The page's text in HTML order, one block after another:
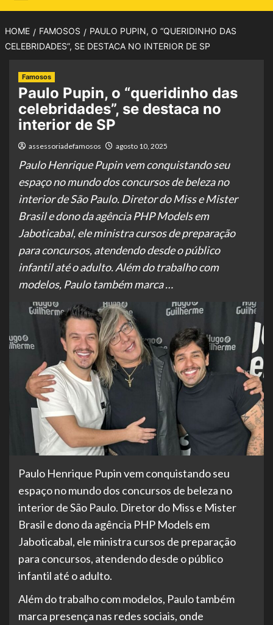
HOME FAMOSOS
PAULO PUPIN, O “QUERIDINHO DAS
CELEBRIDADES”, SE DESTACA NO INTERIOR DE SP
Famosos
Paulo Pupin, o “queridinho das
celebridades”, se destaca no
interior de SP
assessoriadefamosos agosto 10, 2025
Paulo Henrique Pupin vem conquistando seu
espaço no mundo dos concursos de beleza no
interior de São Paulo. Diretor do Miss e Mister
Brasil e dono da agência PHP Models em
Jaboticabal, ele ministra cursos de preparação
para concursos, atendendo desde o público
infantil até o adulto. Além do trabalho com
modelos, Paulo também marca …
Paulo Henrique Pupin vem conquistando seu
espaço no mundo dos concursos de beleza no
interior de São Paulo. Diretor do Miss e Mister
Brasil e dono da agência PHP Models em
Jaboticabal, ele ministra cursos de preparação
para concursos, atendendo desde o público
infantil até o adulto.
Além do trabalho com modelos, Paulo também
marca presença nas redes sociais, onde